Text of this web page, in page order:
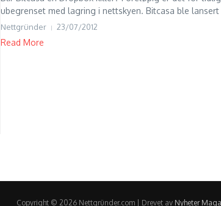
ubegrenset med lagring i nettskyen. Bitcasa ble lansert
Nettgründer 23/07/2012
Read More
Copyright © 2026 Nettgründer.com | Drevet av Nyheter